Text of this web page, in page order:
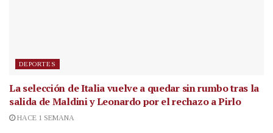
DEPORTES
La selección de Italia vuelve a quedar sin rumbo tras la
salida de Maldini y Leonardo por el rechazo a Pirlo
HACE 1 SEMANA